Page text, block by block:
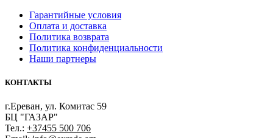
Гарантийные условия
Оплата и доставка
Политика возврата
Политика конфиденциальности
Наши партнеры
КОНТАКТЫ
г.Ереван, ул. Комитас 59
БЦ "ГАЗАР"
Тел.: +37455 500 706